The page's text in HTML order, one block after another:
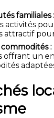
familiales :
activités
attractif
:
offrant un